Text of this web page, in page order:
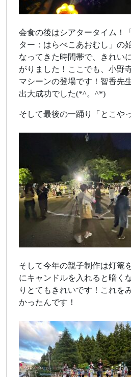
会食の後はシアタータイム！
ター：はらぺこあおむし」の
なってきた時間帯で、きれい
がりました！ここでも、小野
マシーンの登場です！智香先
出大成功でした(*^。^*)
そして最後の一踊り「とこや
そして今年の親子制作は灯篭
にキャンドルを入れると暗く
りとてもきれいです！これを
かったんです！